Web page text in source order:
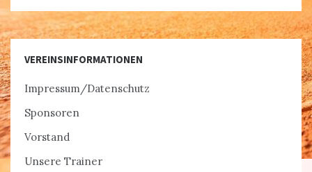
VEREINSINFORMATIONEN
Impressum/Datenschutz
Sponsoren
Vorstand
Unsere Trainer